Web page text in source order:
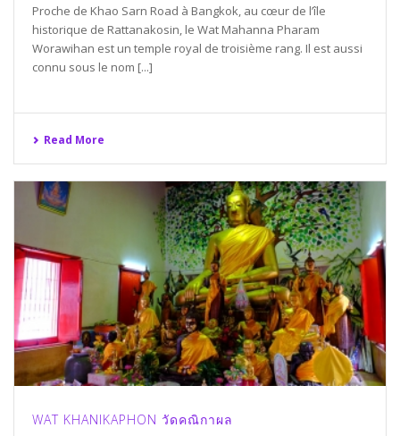
Proche de Khao Sarn Road à Bangkok, au cœur de l’île
historique de Rattanakosin, le Wat Mahanna Pharam
Worawihan est un temple royal de troisième rang. Il est aussi
connu sous le nom [...]
Read More
WAT KHANIKAPHON วัดคณิกาผล